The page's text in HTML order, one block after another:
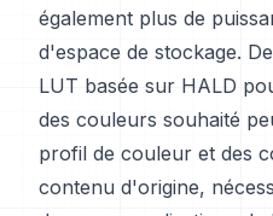
également plus de
d'espace de stockage.
LUT basée sur HALD
des couleurs souhaité
profil de couleur et des
contenu d'origine,